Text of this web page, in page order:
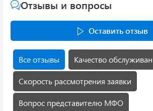
Отзывы и вопросы
Оставить отзыв
Все отзывы Качество
Скорость рассмотрения заявки
Вопрос представителю МФО